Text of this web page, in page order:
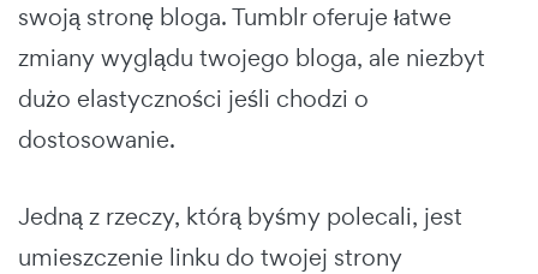
swoją stronę bloga. Tumblr oferuje łatwe
zmiany wyglądu twojego bloga, ale niezbyt
dużo elastyczności jeśli chodzi o
dostosowanie.
Jedną z rzeczy, którą byśmy polecali, jest
umieszczenie linku do twojej strony